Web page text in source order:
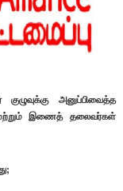
அனுப்பிவைத்த
மற்றும் இணைத் தலைவர்கள்